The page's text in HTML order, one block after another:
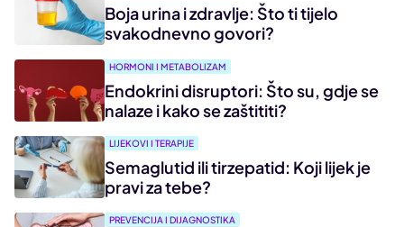
Boja urina i zdravlje: Što ti tijelo
svakodnevno govori?
HORMONI I METABOLIZAM
Endokrini disruptori: Što su, gdje se
nalaze i kako se zaštititi?
LIJEKOVI I TERAPIJE
Semaglutid ili tirzepatid: Koji lijek je
pravi za tebe?
PREVENCIJA I DIJAGNOSTIKA